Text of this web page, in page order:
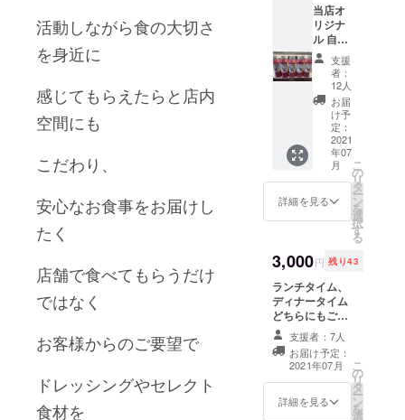
活動しながら食の大切さ
を身近に
感じてもらえたらと店内
空間にも
こだわり、
安心なお食事をお届けし
たく
店舗で食べてもらうだけ
ではなく
お客様からのご要望で
ドレッシングやセレクト
食材を
当店オ
リジナ
ル 自家
製ビー
ツド
レッシ
ング3本
賞味期
限 裏
面記
載 作
成日か
ら2ヶ月
半 配送
方法
冷蔵
支援
者：
12人
お届
け予
定：
2021
年07
月
詳細を見る
こ
の
リ
タ
ー
ン
を
選
択
す
る
3,000円 残り43
ランチタイム、
ディナータイム
どちらにもご利
用出来るお食事
商品券(千円×3
枚) お釣りは出ま
せん ご利用期
日 発行日から1
年 発送は郵便に
支援者：7人
お届け予定：
2021年07月
詳細を見る
こ
の
リ
タ
ー
ン
を
選